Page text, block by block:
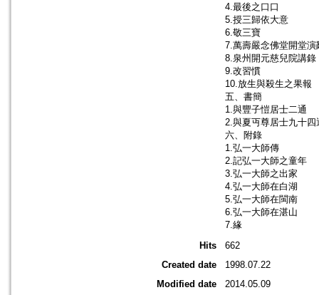
4.最後之口口
5.授三歸依大意
6.敬三寶
7.萬壽嚴念佛堂開堂演
8.泉州開元慈兒院講錄
9.改習慣
10.放生與殺生之果報
五、書簡
1.與豐子愷居士二通
2.與夏丏尊居士九十四
六、附錄
1.弘一大師傳
2.記弘一大師之童年
3.弘一大師之出家
4.弘一大師在白湖
5.弘一大師在閩南
6.弘一大師在湛山
7.緣
Hits
662
Created date
1998.07.22
Modified date
2014.05.09